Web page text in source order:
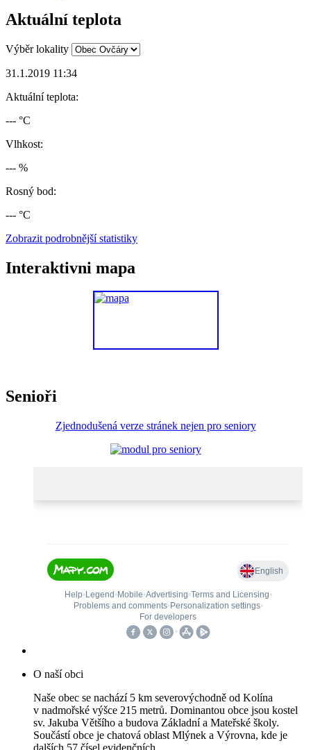
Aktuální teplota
Výběr lokality
31.1.2019 11:34
Aktuální teplota:
--- °C
Vlhkost:
--- %
Rosný bod:
--- °C
Zobrazit podrobnější statistiky
Interaktivni mapa
Senioři
Zjednodušená verze stránek nejen pro seniory
O naší obci
Naše obec se nachází 5 km severovýchodně od Kolína
v nadmořské výšce 215 metrů. Dominantou obce jsou kostel
sv. Jakuba Většího a budova Základní a Mateřské školy.
Součástí obce je chatová oblast Mlýnek a Výrovna, kde je